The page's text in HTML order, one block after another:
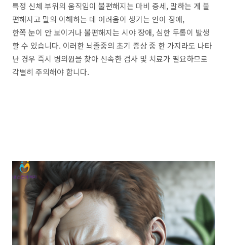
특정 신체 부위의 움직임이 불편해지는 마비 증세, 말하는 게 불
편해지고 말의 이해하는 데 어려움이 생기는 언어 장애,
한쪽 눈이 안 보이거나 불편해지는 시야 장애, 심한 두통이 발생
할 수 있습니다. 이러한 뇌졸중의 초기 증상 중 한 가지라도 나타
난 경우 즉시 병의원을 찾아 신속한 검사 및 치료가 필요하므로
각별히 주의해야 합니다.